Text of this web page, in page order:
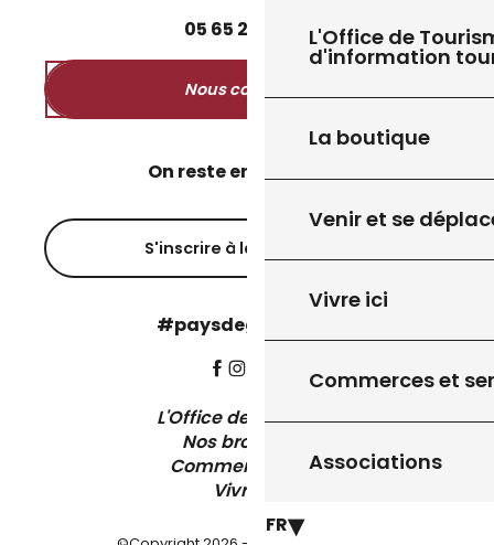
L'Office de
d'information
La boutique
Venir et se
Vivre ici
Commerces et
Associations
FR
05 65 27 50
Nous contacter
On reste en contact ?
S'inscrire à la newsletter
#paysdegourdon !
L'Office de Tourisme
Nos brochures
Comment venir ?
Vivre ici